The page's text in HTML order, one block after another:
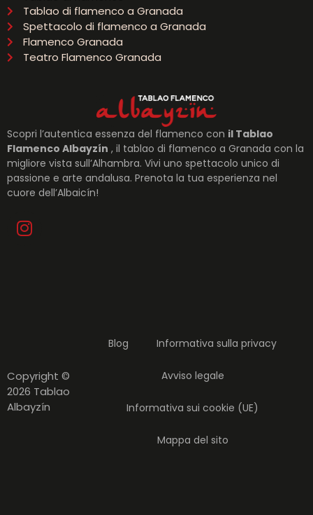
Scopri l’autentica essenza del flamenco con il Tablao
Flamenco Albayzín , il tablao di flamenco a Granada con la
migliore vista sull’Alhambra. Vivi uno spettacolo unico di
passione e arte andalusa. Prenota la tua esperienza nel
cuore dell’Albaicín!
Tablao di flamenco a Granada
Spettacolo di flamenco a Granada
Flamenco Granada
Teatro Flamenco Granada
Copyright ©
2026 Tablao
Albayzín
Blog Informativa sulla privacy
Avviso legale
Informativa sui cookie (UE)
Mappa del sito